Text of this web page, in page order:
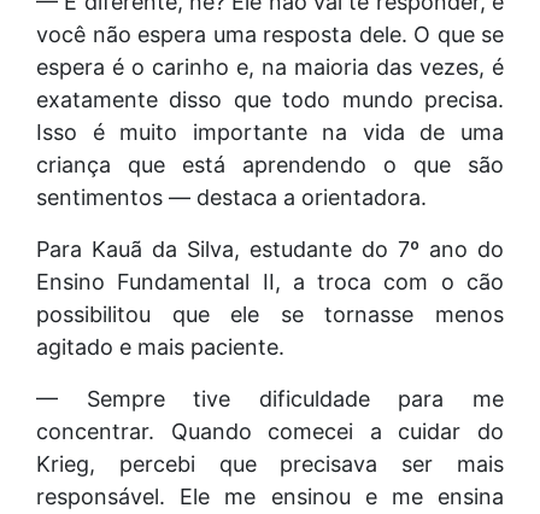
você não espera uma resposta dele. O que se
espera é o carinho e, na maioria das vezes, é
exatamente disso que todo mundo precisa.
Isso é muito importante na vida de uma
criança que está aprendendo o que são
sentimentos — destaca a orientadora.
Para Kauã da Silva, estudante do 7º ano do
Ensino Fundamental II, a troca com o cão
possibilitou que ele se tornasse menos
agitado e mais paciente.
— Sempre tive dificuldade para me
concentrar. Quando comecei a cuidar do
Krieg, percebi que precisava ser mais
responsável. Ele me ensinou e me ensina